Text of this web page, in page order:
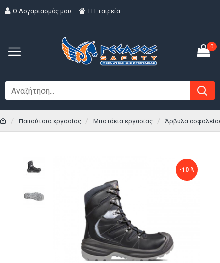
Ο Λογαριασμός μου H Εταιρεία
0
Παπούτσια εργασίας Μποτάκια εργασίας Άρβυλα
-10 %